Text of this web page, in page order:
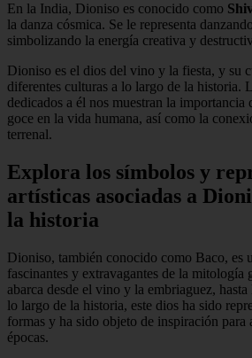
En la India, Dioniso es conocido como
la danza cósmica. Se le representa
simbolizando la energía creativa y
Dioniso es el dios del vino y la fiesta, y su
diferentes culturas a lo largo de la historia.
dedicados a él nos muestran la importancia
goce en la vida humana, así como la
terrenal.
Explora los símbolos y
artísticas asociadas a
la historia
Dioniso, también conocido como Baco, es
fascinantes y extravagantes de la mitología
abarca desde el vino y la embriaguez,
lo largo de la historia, este dios ha sido
formas y ha sido objeto de inspiración para
épocas.